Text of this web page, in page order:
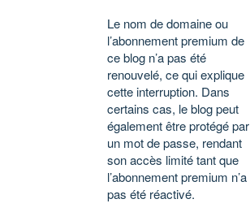
Le nom de domaine ou
l’abonnement premium de
ce blog n’a pas été
renouvelé, ce qui explique
cette interruption. Dans
certains cas, le blog peut
également être protégé par
un mot de passe, rendant
son accès limité tant que
l’abonnement premium n’a
pas été réactivé.